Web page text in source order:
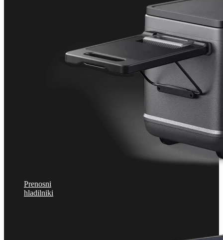
Prenosni
hladilniki